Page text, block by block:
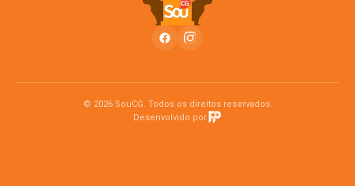
© 2026 SouCG. Todos os direitos reservados.
Desenvolvido por